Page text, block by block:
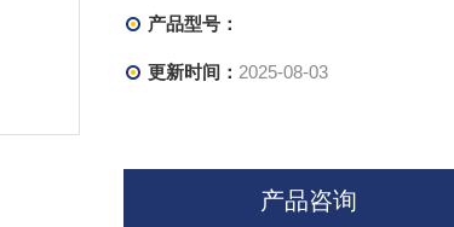
产品型号：
更新时间： 2025-08-03
产品咨询